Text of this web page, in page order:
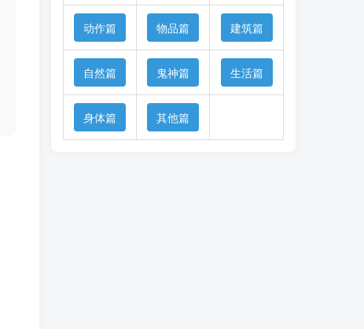
动作篇 物品篇 建筑篇
自然篇 鬼神篇 生活篇
身体篇 其他篇